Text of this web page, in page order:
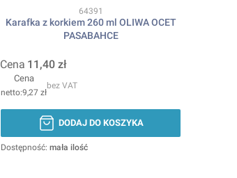
Kod produktu
64391
Karafka z korkiem 260 ml OLIWA OCET
PASABAHCE
Cena 11,40 zł
Cena
9,27 zł
bez VAT
DODAJ DO KOSZYKA
Dostępność: mała ilość